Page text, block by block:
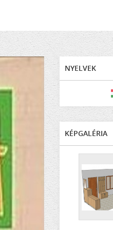
NYELVEK
KÉPGALÉRIA